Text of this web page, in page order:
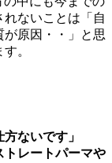
ないことは「自
原因・・」と思
。
ないです」
トレートパーマや